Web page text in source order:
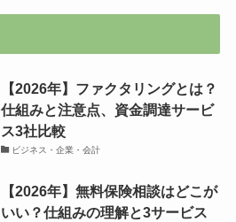
【2026年】ファクタリングとは？
仕組みと注意点、資金調達サービ
ス3社比較
ビジネス・企業・会計
【2026年】無料保険相談はどこが
いい？仕組みの理解と3サービス